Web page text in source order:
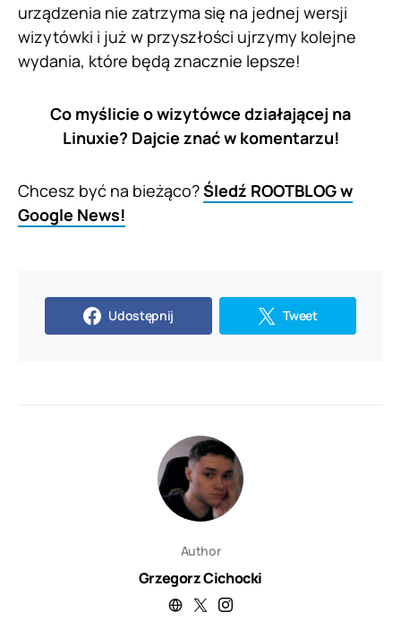
urządzenia nie zatrzyma się na jednej wersji
wizytówki i już w przyszłości ujrzymy kolejne
wydania, które będą znacznie lepsze!
Co myślicie o wizytówce działającej na
Linuxie? Dajcie znać w komentarzu!
Chcesz być na bieżąco?Śledź ROOTBLOG w
Google News!
Udostępnij Tweet
Author
Grzegorz Cichocki